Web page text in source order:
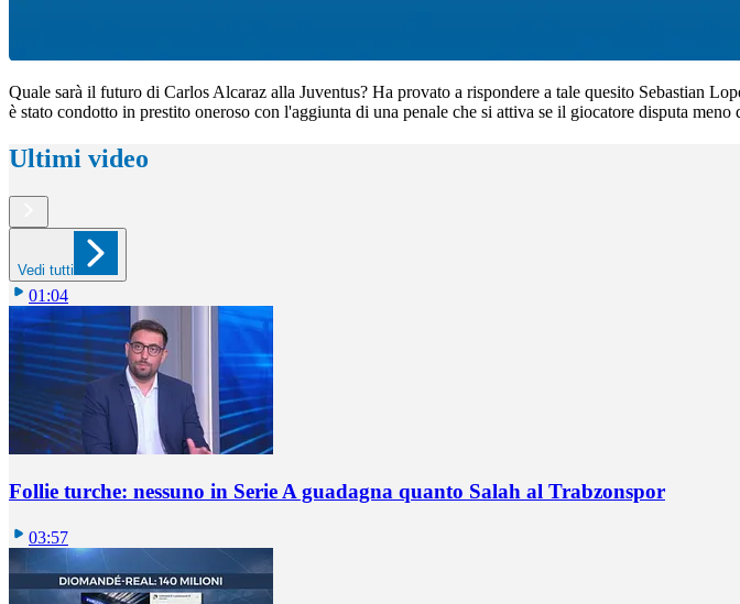
Quale sarà il futuro di Carlos Alcaraz alla Juventus? Ha provato a rispondere a tale quesito Sebastian
è stato condotto in prestito oneroso con l'aggiunta di una penale che si attiva se il giocatore disputa
Ultimi video
Vedi tutti
01:04
Follie turche: nessuno in Serie A guadagna quanto Salah al Trabzonspor
03:57